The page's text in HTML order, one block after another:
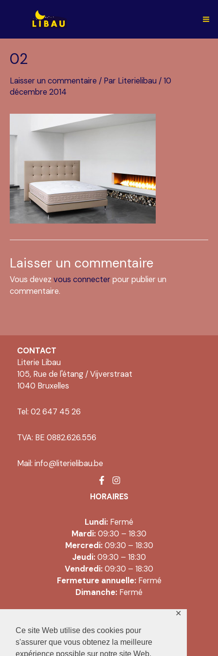
Ce site Web utilise des cookies pour
s'assurer que vous obtenez la meilleure
expérience possible sur notre site Web.
✕
02
Laisser un commentaire / Par Literielibau /10
décembre 2014
Laisser un commentaire
Vous devez vous connecterpour publier un
commentaire.
CONTACT
Literie Libau
105, Rue de l'étang / Vijverstraat
1040 Bruxelles
Tel: 02 647 45 26
TVA: BE 0882.626.556
Mail: info@literielibau.be
HORAIRES
Lundi: Fermé
Mardi:09:30 – 18:30
Mercredi: 09:30 – 18:30
Jeudi:09:30 – 18:30
Vendredi:09:30 – 18:30
Fermeture annuelle: Fermé
Dimanche: Fermé
Conditions générales de vente